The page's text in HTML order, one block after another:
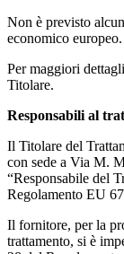
Non è previsto
economico europeo.
Per maggiori
Titolare.
Responsabili al
Il Titolare del
con sede a Via M.
“Responsabile del
Regolamento EU
Il fornitore, per la
trattamento, si è